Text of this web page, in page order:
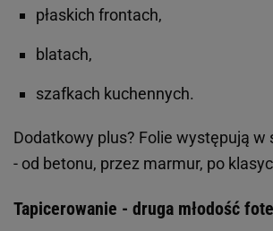
płaskich frontach,
blatach,
szafkach kuchennych.
Dodatkowy plus? Folie występują w
- od betonu, przez marmur, po
Tapicerowanie - druga młodość